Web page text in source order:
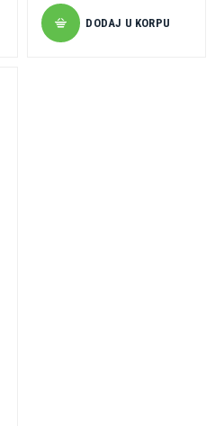
DODAJ U KORPU